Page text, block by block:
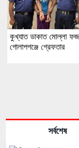
কুখ্যাত ডাকাত মোল্লা
গোলাপগঞ্জে গ্রেফতার
সর্বশেষ